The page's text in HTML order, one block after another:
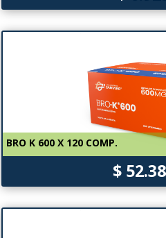
BRO K 600 X 120 COMP.
$